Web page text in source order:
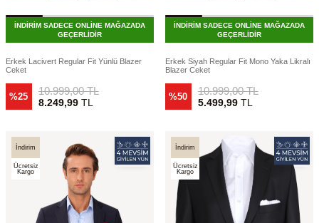
İNDİRİM SADECE ONLİNE MAĞAZADA
GEÇERLİDİR
Erkek Lacivert Regular Fit Yünlü Blazer
Ceket
%25 10.999,00TL
8.249,99TL
İNDİRİM SADECE ONLİNE MAĞAZADA
GEÇERLİDİR
Erkek Siyah Regular Fit Mono Yaka Likralı
Blazer Ceket
%50 10.999,00TL
5.499,99TL
İndirim
Ücretsiz
Kargo
İndirim
Ücretsiz
Kargo